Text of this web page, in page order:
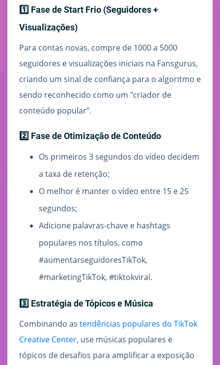
1️⃣ Fase de Start Frio (Seguidores +
Visualizações)
Para contas novas, compre de 1000 a 5000
seguidores e visualizações iniciais na Fansgurus,
criando um sinal de confiança para o algoritmo e
sendo reconhecido como um "criador de
conteúdo popular".
2️⃣ Fase de Otimização de Conteúdo
Os primeiros 3 segundos do vídeo decidem
a taxa de retenção;
O melhor é manter o vídeo entre 15 e 25
segundos;
Adicione palavras-chave e hashtags
populares nos títulos, como
#aumentarseguidoresTikTok,
#marketingTikTok, #tiktokviral.
3️⃣ Estratégia de Tópicos e Música
Combinando as tendências populares do TikTok
Creative Center, use músicas populares e
tópicos de desafios para amplificar a exposição